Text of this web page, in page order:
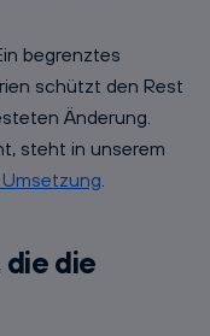
begrenztes
schützt den Rest
Änderung.
steht in unserem
die die